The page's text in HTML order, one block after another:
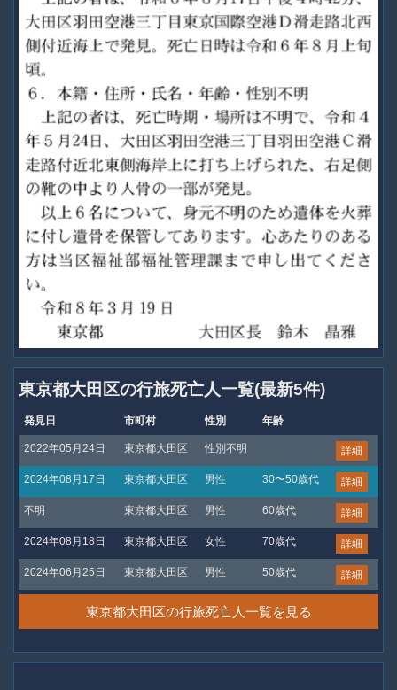
東京都大田区の行旅死亡人一覧(最新5件)
発見日 市町村 性別 年齢
2022年05月24日 東京都大田区 性別不明 詳細
2024年08月17日 東京都大田区 男性 30〜50歳代 詳細
不明 東京都大田区 男性 60歳代 詳細
2024年08月18日 東京都大田区 女性 70歳代 詳細
2024年06月25日 東京都大田区 男性 50歳代 詳細
東京都大田区の行旅死亡人一覧を見る